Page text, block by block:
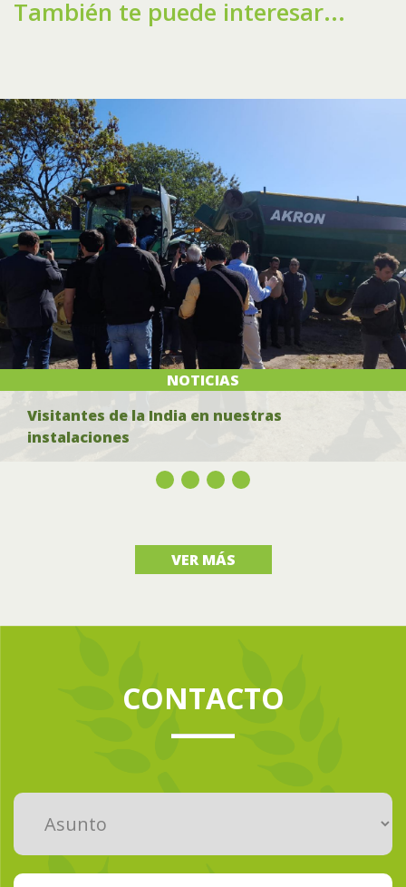
También te puede interesar...
NOTICIAS
Visitantes de la India en nuestras
instalaciones
VER MÁS
CONTACTO